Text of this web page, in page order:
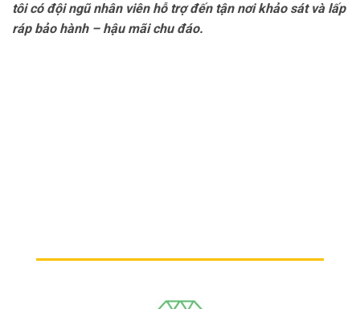
tôi có đội ngũ nhân viên hỗ trợ đến tận nơi khảo sát và lấp
ráp bảo hành – hậu mãi chu đáo.